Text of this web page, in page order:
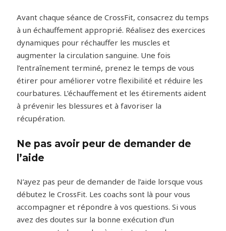
Avant chaque séance de CrossFit, consacrez du temps
à un échauffement approprié. Réalisez des exercices
dynamiques pour réchauffer les muscles et
augmenter la circulation sanguine. Une fois
l’entraînement terminé, prenez le temps de vous
étirer pour améliorer votre flexibilité et réduire les
courbatures. L’échauffement et les étirements aident
à prévenir les blessures et à favoriser la
récupération.
Ne pas avoir peur de demander de
l’aide
N’ayez pas peur de demander de l’aide lorsque vous
débutez le CrossFit. Les coachs sont là pour vous
accompagner et répondre à vos questions. Si vous
avez des doutes sur la bonne exécution d’un